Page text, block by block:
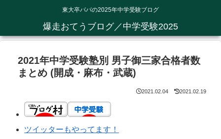
東大卒パパの2025年中学受験ブログ
爆走おてうブログ／中学受験2025
2021年中学受験塾別 男子御三家合格者数
まとめ (開成・麻布・武蔵)
2021.02.04 2021.02.19
ツイッターもやってます！